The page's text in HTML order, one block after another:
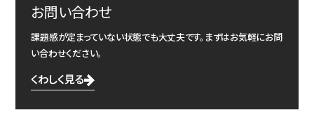
お問い合わせ
課題感が定まっていない状態でも大丈夫です。まずはお気軽にお問
い合わせください。
くわしく見る